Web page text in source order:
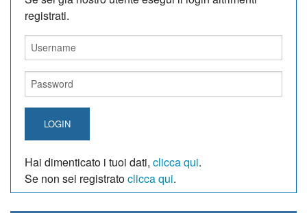
registrati.
LOGIN
Hai dimenticato i tuoi dati, clicca qui.
Se non sei registratoclicca qui.